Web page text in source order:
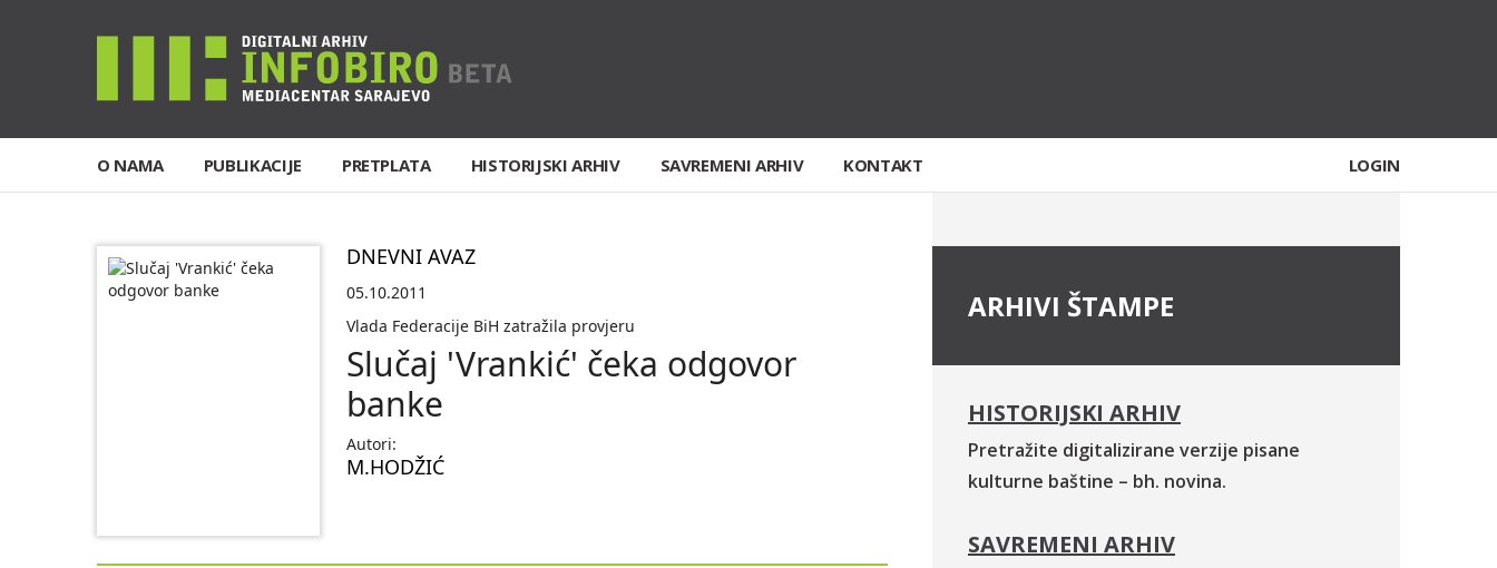
O NAMA PUBLIKACIJE PRETPLATA HISTORIJSKI ARHIV SAVREMENI ARHIV KONTAKT LOGIN
DNEVNI AVAZ
05.10.2011
Vlada Federacije BiH zatražila provjeru
Slučaj 'Vrankić' čeka odgovor
banke
Autori:
M.HODŽIĆ
ARHIVI ŠTAMPE
HISTORIJSKI ARHIV
Pretražite digitalizirane verzije pisane
kulturne baštine – bh. novina.
SAVREMENI ARHIV